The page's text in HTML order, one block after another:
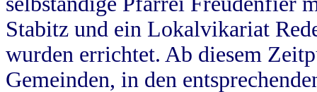
Stabitz und ein Lokalvikariat
wurden errichtet. Ab diesem
Gemeinden, in den